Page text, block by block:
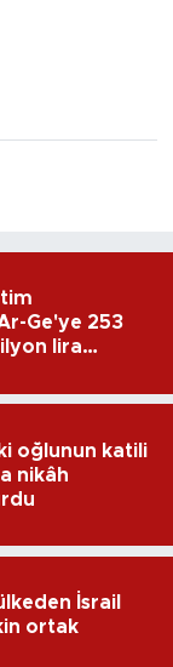
Ge'ye 253
lira
oğlunun katili
nikâh
İsrail
ortak